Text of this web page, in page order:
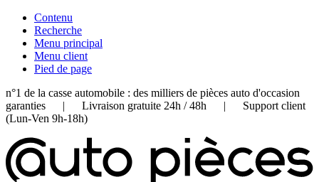
Contenu
Recherche
Menu principal
Menu client
Pied de page
n°1 de la casse automobile : des milliers de pièces auto d'occasion
garanties | Livraison gratuite 24h / 48h | Support client
(Lun-Ven 9h-18h)